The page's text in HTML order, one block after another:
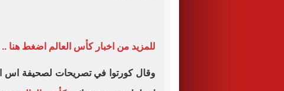
للمزيد من اخبار كأس العالم اضغط هنا ..
وقال كورتوا في تصريحات لصحيفة اس